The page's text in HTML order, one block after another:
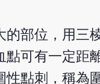
的部位，用三
點可有一定距
性點刺，稱為